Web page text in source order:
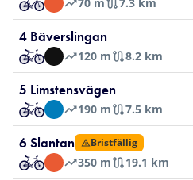
4 Bäverslingan
120 m 8.2 km
5 Limstensvägen
190 m 7.5 km
6 Slantan Bristfällig
350 m 19.1 km